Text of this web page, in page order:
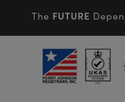
The FUTURE